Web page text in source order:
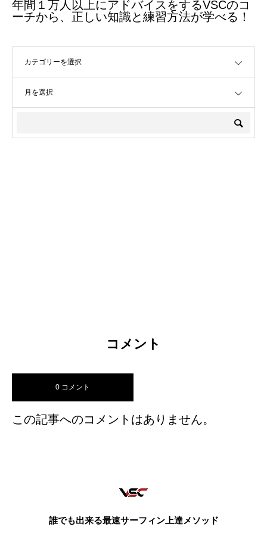
年間１万人以上にアドバイスをするVSCのコ
ーチから、正しい知識と練習方法が学べる！
コメント
0 コメント
この記事へのコメントはありません。
誰でも出来る最速サーフィン上達メソッド